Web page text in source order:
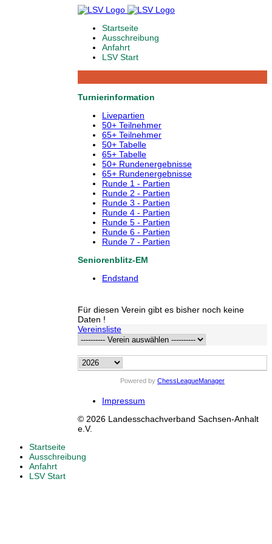
Startseite
Ausschreibung
Anfahrt
LSV Start
Turnierinformation
Livepartien
50+ Teilnehmer
65+ Teilnehmer
50+ Tabelle
65+ Tabelle
50+ Rundenergebnisse
65+ Rundenergebnisse
Runde 1 - Partien
Runde 2 - Partien
Runde 3 - Partien
Runde 4 - Partien
Runde 5 - Partien
Runde 6 - Partien
Runde 7 - Partien
Seniorenblitz-EM
Endstand
Für diesen Verein gibt es bisher noch keine
Daten !
Vereinsliste
Powered by ChessLeagueManager
Impressum
© 2026 Landesschachverband Sachsen-Anhalt
e.V.
Startseite
Ausschreibung
Anfahrt
LSV Start